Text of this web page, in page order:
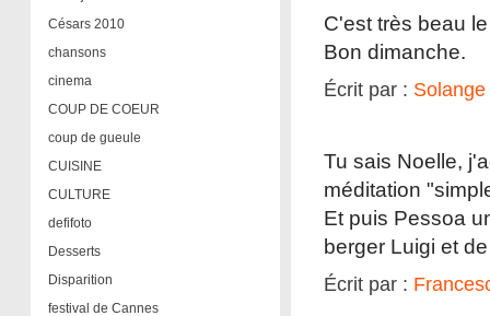
Césars 2010
chansons
cinema
COUP DE COEUR
coup de gueule
CUISINE
CULTURE
defifoto
Desserts
Disparition
festival de Cannes
C'est très beau
Bon dimanche.
Écrit par : Solange
Tu sais Noelle,
méditation
Et puis Pessoa
berger Luigi et
Écrit par :